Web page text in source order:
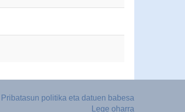
Pribatasun politika eta datuen babesa
Lege oharra